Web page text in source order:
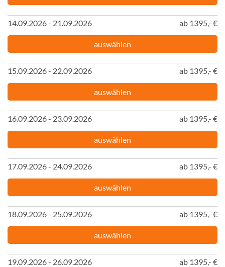
14.09.2026 - 21.09.2026 ab 1395,- €
auswählen
15.09.2026 - 22.09.2026 ab 1395,- €
auswählen
16.09.2026 - 23.09.2026 ab 1395,- €
auswählen
17.09.2026 - 24.09.2026 ab 1395,- €
auswählen
18.09.2026 - 25.09.2026 ab 1395,- €
auswählen
19.09.2026 - 26.09.2026 ab 1395,- €